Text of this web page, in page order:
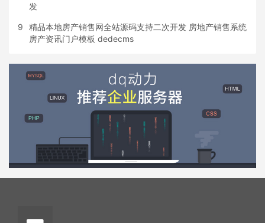
发
9
精品本地房产销售网全站源码支持二次开发 房地产销售系统
房产资讯门户模板 dedecms